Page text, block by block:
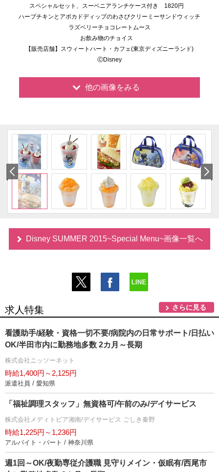
スペシャルセット、スーベニアランチケース付き 1820円
ハーブチキンとアボカドディップのわさびクリーミーサンドウィッチ
ラズベリーチョコレートムース
お飲み物のチョイス
【販売店舗】スウィートハート・カフェ(東京ディズニーランド)
ⒸDisney
他の画像をみる
Disney SUMMER 2015~Special Menu~画像一覧へ
求人特集 さらに見る
看護助手/経験・資格一切不要/病院内の日常サポート/日払い
OK/半田市内に勤務地多数 2カ月～長期
株式会社ニッソーネット
時給1,400円～2,125円
派遣社員 / 愛知県
「福祉調理スタッフ」無資格可/午前のみ/デイサービス
株式会社メディトピア湘南/デイサービス ごしき秦野
時給1,225円～1,236円
アルバイト・パート / 神奈川県
週1回～OK/夜勤専従介護職 見守りメイン・仮眠有/西尾市